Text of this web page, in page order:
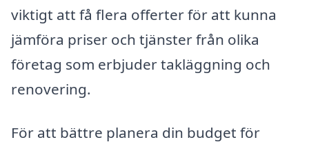
viktigt att få flera offerter för att kunna
jämföra priser och tjänster från olika
företag som erbjuder takläggning och
renovering.
För att bättre planera din budget för